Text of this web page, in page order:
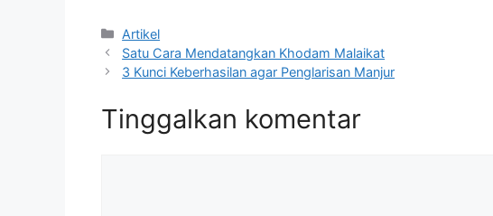
Kategori
Artikel
Satu Cara Mendatangkan Khodam Malaikat
3 Kunci Keberhasilan agar Penglarisan Manjur
Tinggalkan komentar